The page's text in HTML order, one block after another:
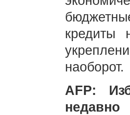
кредиты
наоборот.
AFP: